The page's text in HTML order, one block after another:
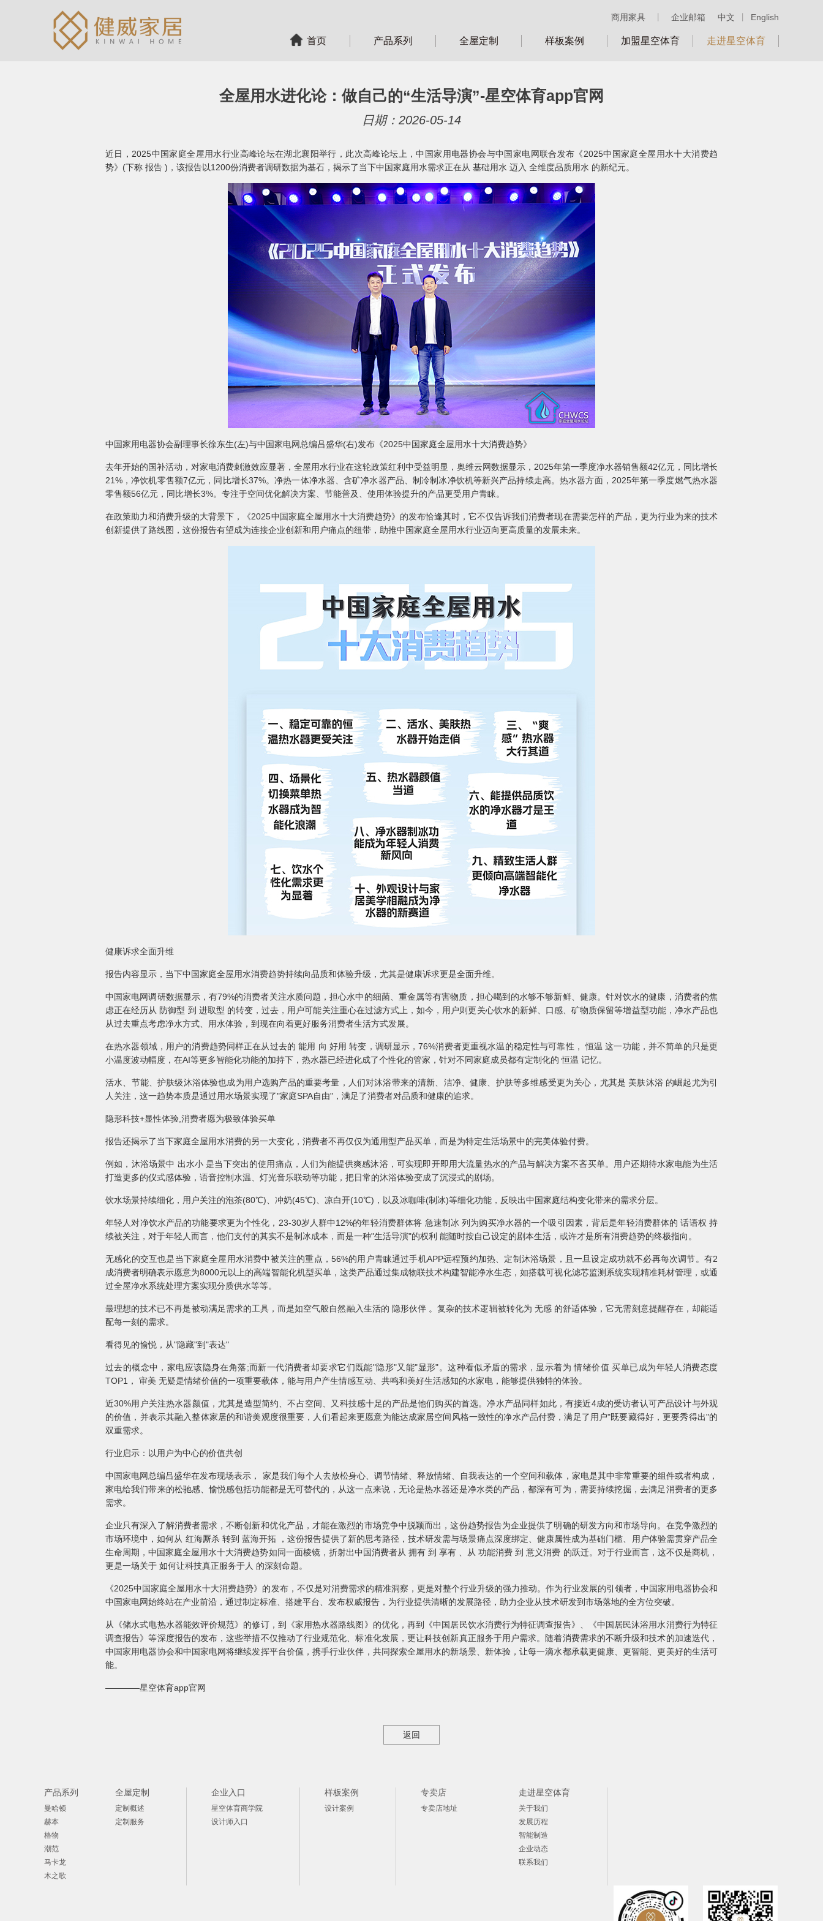
中文 English
商用家具 企业邮箱
首页 产品系列 全屋定制 样板案例 加盟星空体育 走进星空体育
全屋用水进化论：做自己的“生活导演”-星空体育app官网
日期：2026-05-14
近日，2025中国家庭全屋用水行业高峰论坛在湖北襄阳举行，此次高峰论坛上，中国家用电器协会与中国家电网联合发布《2025中国家庭全屋用水十大消费趋
势》(下称 报告 )，该报告以1200份消费者调研数据为基石，揭示了当下中国家庭用水需求正在从 基础用水 迈入 全维度品质用水 的新纪元。
中国家用电器协会副理事长徐东生(左)与中国家电网总编吕盛华(右)发布《2025中国家庭全屋用水十大消费趋势》
去年开始的国补活动，对家电消费刺激效应显著，全屋用水行业在这轮政策红利中受益明显，奥维云网数据显示，2025年第一季度净水器销售额42亿元，同比增长
21%，净饮机零售额7亿元，同比增长37%。净热一体净水器、含矿净水器产品、制冷制冰净饮机等新兴产品持续走高。热水器方面，2025年第一季度燃气热水器
零售额56亿元，同比增长3%。专注于空间优化解决方案、节能普及、使用体验提升的产品更受用户青睐。
在政策助力和消费升级的大背景下，《2025中国家庭全屋用水十大消费趋势》的发布恰逢其时，它不仅告诉我们消费者现在需要怎样的产品，更为行业为来的技术
创新提供了路线图，这份报告有望成为连接企业创新和用户痛点的纽带，助推中国家庭全屋用水行业迈向更高质量的发展未来。
健康诉求全面升维
报告内容显示，当下中国家庭全屋用水消费趋势持续向品质和体验升级，尤其是健康诉求更是全面升维。
中国家电网调研数据显示，有79%的消费者关注水质问题，担心水中的细菌、重金属等有害物质，担心喝到的水够不够新鲜、健康。针对饮水的健康，消费者的焦
虑正在经历从 防御型 到 进取型 的转变，过去，用户可能关注重心在过滤方式上，如今，用户则更关心饮水的新鲜、口感、矿物质保留等增益型功能，净水产品也
从过去重点考虑净水方式、用水体验，到现在向着更好服务消费者生活方式发展。
在热水器领域，用户的消费趋势同样正在从过去的 能用 向 好用 转变，调研显示，76%消费者更重视水温的稳定性与可靠性， 恒温 这一功能，并不简单的只是更
小温度波动幅度，在AI等更多智能化功能的加持下，热水器已经进化成了个性化的管家，针对不同家庭成员都有定制化的 恒温 记忆。
活水、节能、护肤级沐浴体验也成为用户选购产品的重要考量，人们对沐浴带来的清新、洁净、健康、护肤等多维感受更为关心，尤其是 美肤沐浴 的崛起尤为引
人关注，这一趋势本质是通过用水场景实现了"家庭SPA自由"，满足了消费者对品质和健康的追求。
隐形科技+显性体验,消费者愿为极致体验买单
报告还揭示了当下家庭全屋用水消费的另一大变化，消费者不再仅仅为通用型产品买单，而是为特定生活场景中的完美体验付费。
例如，沐浴场景中 出水小 是当下突出的使用痛点，人们为能提供爽感沐浴，可实现即开即用大流量热水的产品与解决方案不吝买单。用户还期待水家电能为生活
打造更多的仪式感体验，语音控制水温、灯光音乐联动等功能，把日常的沐浴体验变成了沉浸式的剧场。
饮水场景持续细化，用户关注的泡茶(80℃)、冲奶(45℃)、凉白开(10℃)，以及冰咖啡(制冰)等细化功能，反映出中国家庭结构变化带来的需求分层。
年轻人对净饮水产品的功能要求更为个性化，23-30岁人群中12%的年轻消费群体将 急速制冰 列为购买净水器的一个吸引因素，背后是年轻消费群体的 话语权 持
续被关注，对于年轻人而言，他们支付的其实不是制冰成本，而是一种"生活导演"的权利 能随时按自己设定的剧本生活，或许才是所有消费趋势的终极指向。
无感化的交互也是当下家庭全屋用水消费中被关注的重点，56%的用户青睐通过手机APP远程预约加热、定制沐浴场景，且一旦设定成功就不必再每次调节。有2
成消费者明确表示愿意为8000元以上的高端智能化机型买单，这类产品通过集成物联技术构建智能净水生态，如搭载可视化滤芯监测系统实现精准耗材管理，或通
过全屋净水系统处理方案实现分质供水等等。
最理想的技术已不再是被动满足需求的工具，而是如空气般自然融入生活的 隐形伙伴 。复杂的技术逻辑被转化为 无感 的舒适体验，它无需刻意提醒存在，却能适
配每一刻的需求。
看得见的愉悦，从"隐藏"到"表达"
过去的概念中，家电应该隐身在角落;而新一代消费者却要求它们既能"隐形"又能"显形"。这种看似矛盾的需求，显示着为 情绪价值 买单已成为年轻人消费态度
TOP1， 审美 无疑是情绪价值的一项重要载体，能与用户产生情感互动、共鸣和美好生活感知的水家电，能够提供独特的体验。
近30%用户关注热水器颜值，尤其是造型简约、不占空间、又科技感十足的产品是他们购买的首选。净水产品同样如此，有接近4成的受访者认可产品设计与外观
的价值，并表示其融入整体家居的和谐美观度很重要，人们看起来更愿意为能达成家居空间风格一致性的净水产品付费，满足了用户"既要藏得好，更要秀得出"的
双重需求。
行业启示：以用户为中心的价值共创
中国家电网总编吕盛华在发布现场表示， 家是我们每个人去放松身心、调节情绪、释放情绪、自我表达的一个空间和载体，家电是其中非常重要的组件或者构成，
家电给我们带来的松驰感、愉悦感包括功能都是无可替代的，从这一点来说，无论是热水器还是净水类的产品，都深有可为，需要持续挖掘，去满足消费者的更多
需求。
企业只有深入了解消费者需求，不断创新和优化产品，才能在激烈的市场竞争中脱颖而出，这份趋势报告为企业提供了明确的研发方向和市场导向。在竞争激烈的
市场环境中，如何从 红海厮杀 转到 蓝海开拓 ，这份报告提供了新的思考路径，技术研发需与场景痛点深度绑定、健康属性成为基础门槛、用户体验需贯穿产品全
生命周期，中国家庭全屋用水十大消费趋势如同一面棱镜，折射出中国消费者从 拥有 到 享有 、从 功能消费 到 意义消费 的跃迁。对于行业而言，这不仅是商机，
更是一场关于 如何让科技真正服务于人 的深刻命题。
《2025中国家庭全屋用水十大消费趋势》的发布，不仅是对消费需求的精准洞察，更是对整个行业升级的强力推动。作为行业发展的引领者，中国家用电器协会和
中国家电网始终站在产业前沿，通过制定标准、搭建平台、发布权威报告，为行业提供清晰的发展路径，助力企业从技术研发到市场落地的全方位突破。
从《储水式电热水器能效评价规范》的修订，到《家用热水器路线图》的优化，再到《中国居民饮水消费行为特征调查报告》、《中国居民沐浴用水消费行为特征
调查报告》等深度报告的发布，这些举措不仅推动了行业规范化、标准化发展，更让科技创新真正服务于用户需求。随着消费需求的不断升级和技术的加速迭代，
中国家用电器协会和中国家电网将继续发挥平台价值，携手行业伙伴，共同探索全屋用水的新场景、新体验，让每一滴水都承载更健康、更智能、更美好的生活可
能。
————星空体育app官网
返回
产品系列
曼哈顿
赫本
格物
潮范
马卡龙
木之歌
全屋定制
定制概述
定制服务
企业入口
星空体育商学院
设计师入口
样板案例
设计案例
专卖店
专卖店地址
走进星空体育
关于我们
发展历程
智能制造
企业动态
联系我们